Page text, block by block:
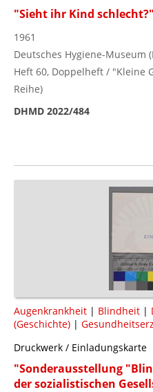
"Sieht ihr Kind schlecht?"
1961
Deutsches Hygiene-Museum
Heft 60, Doppelheft / "Kleine
Reihe)
DHMD 2022/484
Augenkrankheit | Blindheit |
(Geschichte) |
Druckwerk / Einladungskarte
"Sonderausstellung
der sozialistischen